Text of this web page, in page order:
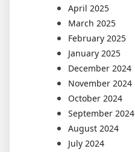
April 2025
March 2025
February 2025
January 2025
December 2024
November 2024
October 2024
September 2024
August 2024
July 2024